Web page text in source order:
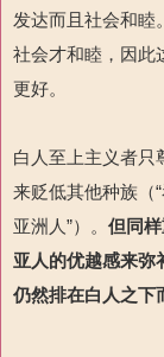
发达而且社会和睦
社会才和睦，因此
更好。
白人至上主义者只
来贬低其他种族（
亚洲人”）。 但同
亚人的优越感来弥
仍然排在白人之下